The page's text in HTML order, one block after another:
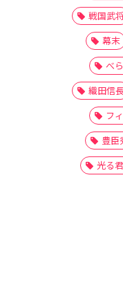
戦国武
幕末
べ
織田信
フ
豊臣
光る